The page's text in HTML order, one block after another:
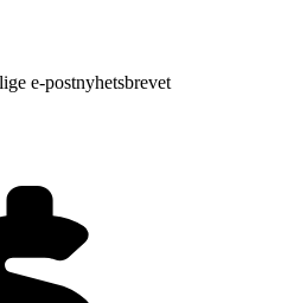
e-postnyhetsbrevet